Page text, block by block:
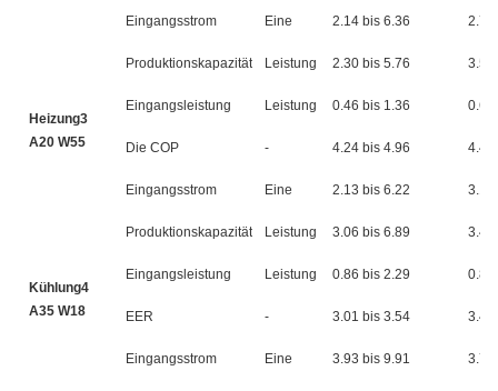
Eingangsstrom Eine 2.14 bis 6.36 2.77
Heizung3
A20 W55
Produktionskapazität Leistung 2.30 bis 5.76 3.51
Eingangsleistung Leistung 0.46 bis 1.36 0.68
Die COP - 4.24 bis 4.96 4.41
Eingangsstrom Eine 2.13 bis 6.22 3.12
Kühlung4
A35 W18
Produktionskapazität Leistung 3.06 bis 6.89 3.40
Eingangsleistung Leistung 0.86 bis 2.29 0.83
EER - 3.01 bis 3.54 3.47
Eingangsstrom Eine 3.93 bis 9.91 3.79